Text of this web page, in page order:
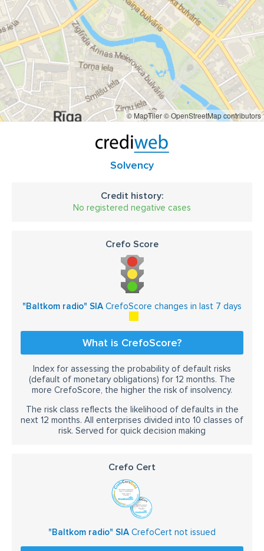
© MapTiler© OpenStreetMap contributors
Solvency
Credit history:
No registered negative cases
Crefo Score
"Baltkom radio" SIA CrefoScore changes in last 7 days
What is CrefoScore?
Index for assessing the probability of default risks
(default of monetary obligations) for 12 months. The
more CrefoScore, the higher the risk of insolvency.
The risk class reflects the likelihood of defaults in the
next 12 months. All enterprises divided into 10 classes of
risk. Served for quick decision making
Crefo Cert
"Baltkom radio" SIA CrefoCert not issued